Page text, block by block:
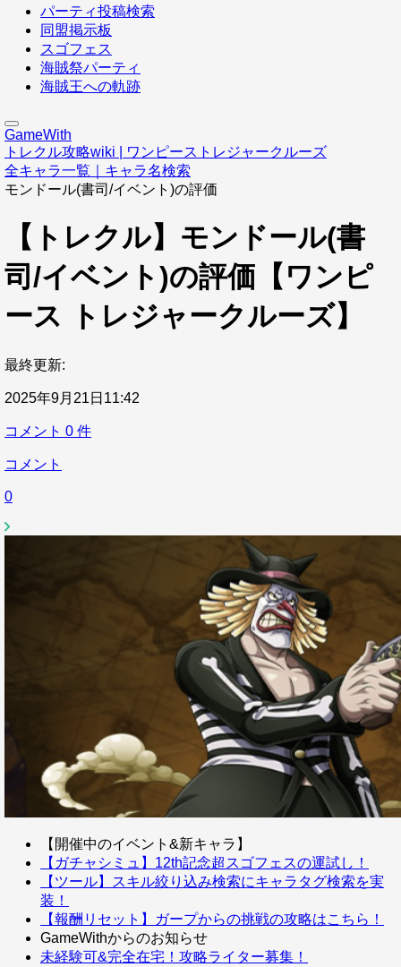
パーティ投稿検索
同盟掲示板
スゴフェス
海賊祭パーティ
海賊王への軌跡
GameWith
トレクル攻略wiki | ワンピーストレジャークルーズ
全キャラ一覧｜キャラ名検索
モンドール(書司/イベント)の評価
【トレクル】モンドール(書
司/イベント)の評価【ワンピ
ース トレジャークルーズ】
最終更新:
2025年9月21日11:42
コメント 0 件
コメント
0
【開催中のイベント&新キャラ】
【ガチャシミュ】12th記念超スゴフェスの運試し！
【ツール】スキル絞り込み検索にキャラタグ検索を実
装！
【報酬リセット】ガープからの挑戦の攻略はこちら！
GameWithからのお知らせ
未経験可&完全在宅！攻略ライター募集！